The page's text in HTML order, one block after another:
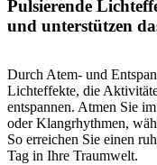
Pulsierende
und unterstützen
Durch Atem- und
Lichteffekte, die
entspannen. Atmen Sie
oder Klangrhythmen,
So erreichen Sie einen
Tag in Ihre Traumwelt.